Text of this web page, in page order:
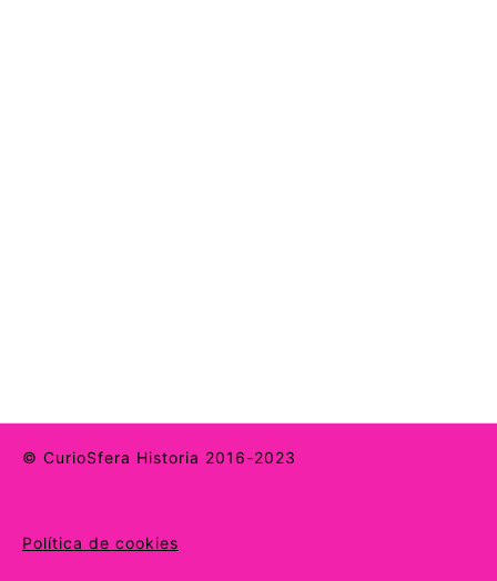
© CurioSfera Historia 2016-2023
Política de cookies